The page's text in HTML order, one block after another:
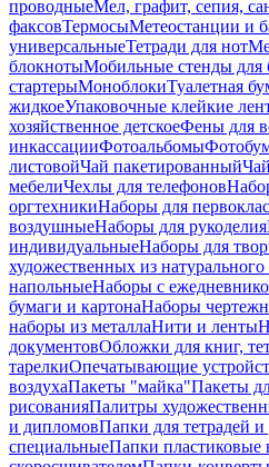
проводныеМел, графит, сепия,
факсовТермосыМетеостанции и
универсальныеТетради для нот
блокнотыМобильные стенды для
стартерыМоноблокиТуалетная
жидкоеУпаковочные клейкие
хозяйственное детскоеФены для
инкассацииФотоальбомы
листовойЧай пакетированный
мебелиЧехлы для телефонов
оргтехникиНаборы для
воздушныеНаборы для рукоделия
индивидуальныеНаборы для
художественных из натурального
напольныеНаборы с
бумаги и картонаНаборы
наборы из металлаНити и ленты
документовОбложки для книг,
тарелкиОпечатывающие
воздухаПакеты "майка"Пакеты
рисованияПалитры
и дипломовПапки для тетрадей и
специальныеПапки пластиковые